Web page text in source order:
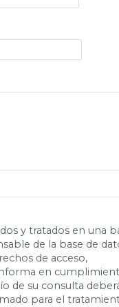
y tratados en una
de la base de
de acceso,
en
de su consulta
para el